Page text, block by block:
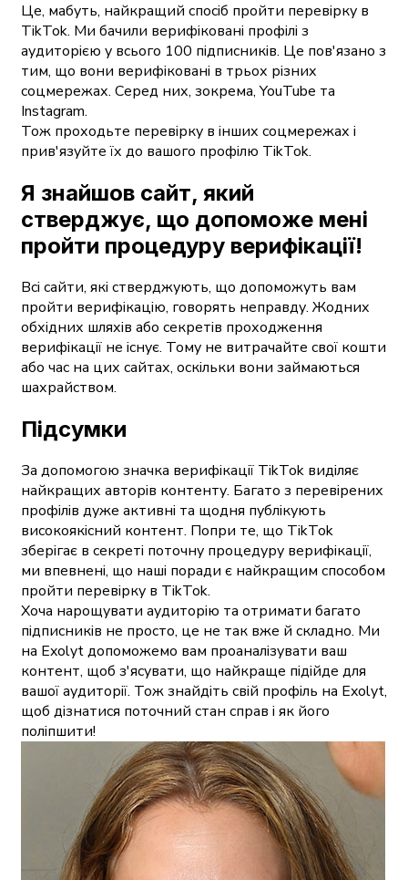
Це, мабуть, найкращий спосіб пройти перевірку в
TikTok. Ми бачили верифіковані профілі з
аудиторією у всього 100 підписників. Це пов'язано з
тим, що вони верифіковані в трьох різних
соцмережах. Серед них, зокрема, YouTube та
Instagram.
Тож проходьте перевірку в інших соцмережах і
прив'язуйте їх до вашого профілю TikTok.
Я знайшов сайт, який
стверджує, що допоможе мені
пройти процедуру верифікації!
Всі сайти, які стверджують, що допоможуть вам
пройти верифікацію, говорять неправду. Жодних
обхідних шляхів або секретів проходження
верифікації не існує. Тому не витрачайте свої кошти
або час на цих сайтах, оскільки вони займаються
шахрайством.
Підсумки
За допомогою значка верифікації TikTok виділяє
найкращих авторів контенту. Багато з перевірених
профілів дуже активні та щодня публікують
високоякісний контент. Попри те, що TikTok
зберігає в секреті поточну процедуру верифікації,
ми впевнені, що наші поради є найкращим способом
пройти перевірку в TikTok.
Хоча нарощувати аудиторію та отримати багато
підписників не просто, це не так вже й складно. Ми
на Exolyt допоможемо вам проаналізувати ваш
контент, щоб з'ясувати, що найкраще підійде для
вашої аудиторії. Тож знайдіть свій профіль на Exolyt,
щоб дізнатися поточний стан справ і як його
поліпшити!